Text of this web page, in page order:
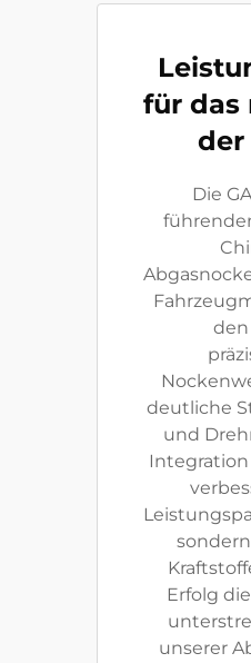
für das
der
Die
den
deutliche
und
Erfolg
unserer